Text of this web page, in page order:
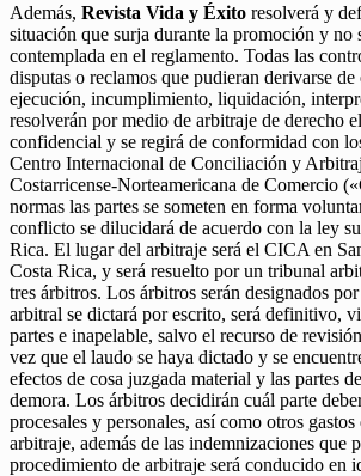
Además, Revista Vida y Éxito resolverá y
situación que surja durante la promoción y no
contemplada en el reglamento. Todas las
disputas o reclamos que pudieran derivarse de
ejecución, incumplimiento, liquidación,
resolverán por medio de arbitraje de derecho
confidencial y se regirá de conformidad con
Centro Internacional de Conciliación y
Costarricense-Norteamericana de Comercio
normas las partes se someten en forma
conflicto se dilucidará de acuerdo con la ley
Rica. El lugar del arbitraje será el CICA en
Costa Rica, y será resuelto por un tribunal
tres árbitros. Los árbitros serán designados
arbitral se dictará por escrito, será definitivo,
partes e inapelable, salvo el recurso de
vez que el laudo se haya dictado y se
efectos de cosa juzgada material y las partes
demora. Los árbitros decidirán cuál parte
procesales y personales, así como otros
arbitraje, además de las indemnizaciones que
procedimiento de arbitraje será conducido en